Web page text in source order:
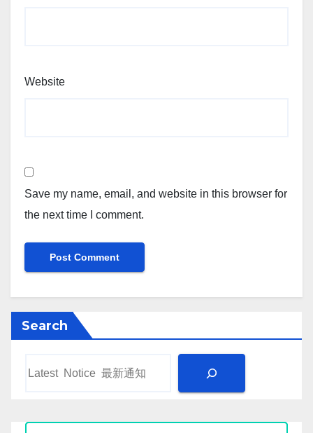
Website
Save my name, email, and website in this browser for
the next time I comment.
Search